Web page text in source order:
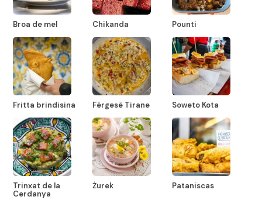
Broa de mel Chikanda Pounti
Fritta brindisina Fërgesë Tirane Soweto Kota
Trinxat de la
Cerdanya
Żurek Pataniscas